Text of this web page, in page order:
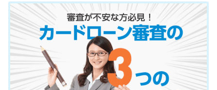
総合人気ランキング
とにかくすぐ借りたい方向け
バレずに借りたい方向け